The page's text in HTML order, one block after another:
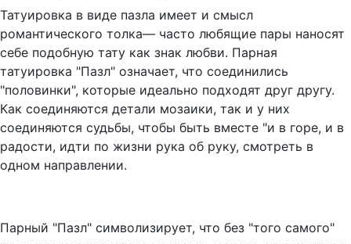
Татуировка в виде пазла имеет и смысл
романтического толка— часто любящие пары наносят
себе подобную тату как знак любви. Парная
татуировка "Пазл" означает, что соединились
"половинки", которые идеально подходят друг другу.
Как соединяются детали мозаики, так и у них
соединяются судьбы, чтобы быть вместе "и в горе, и в
радости, идти по жизни рука об руку, смотреть в
одном направлении.
Парный "Пазл" символизирует, что без "того самого"